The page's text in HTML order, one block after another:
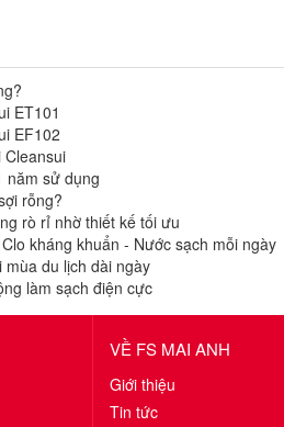
ET101
EF102
năm sử dụng
rỗng?
rò rỉ nhờ thiết kế tối ưu
kháng khuẩn - Nước sạch mỗi ngày
du lịch dài ngày
làm sạch điện cực
VỀ FS MAI ANH
Giới thiệu
Tin tức